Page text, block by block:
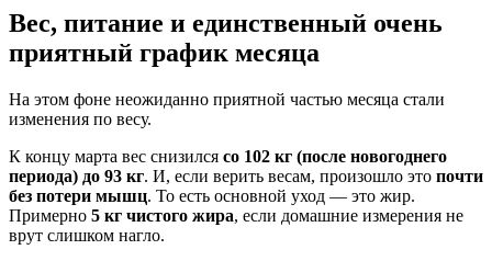
Вес, питание и единственный очень
приятный график месяца
На этом фоне неожиданно приятной частью месяца стали
изменения по весу.
К концу марта вес снизился со 102 кг (после новогоднего
периода) до 93 кг. И, если верить весам, произошло это почти
без потери мышц. То есть основной уход — это жир.
Примерно 5 кг чистого жира, если домашние измерения не
врут слишком нагло.